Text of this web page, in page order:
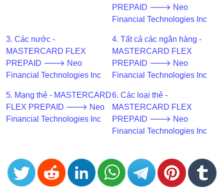
from
Banks
Credit
Card
Validator
Credit
Random
Credit
Card
PREPAID 🡒 Neo
Financial Technologies Inc
3. Các nước -
MASTERCARD FLEX
PREPAID 🡒 Neo
Financial Technologies Inc
4. Tất cả các ngân hàng -
MASTERCARD FLEX
PREPAID 🡒 Neo
Financial Technologies Inc
5. Mạng thẻ - MASTERCARD
FLEX PREPAID 🡒 Neo
Financial Technologies Inc
6. Các loại thẻ -
MASTERCARD FLEX
PREPAID 🡒 Neo
Financial Technologies Inc